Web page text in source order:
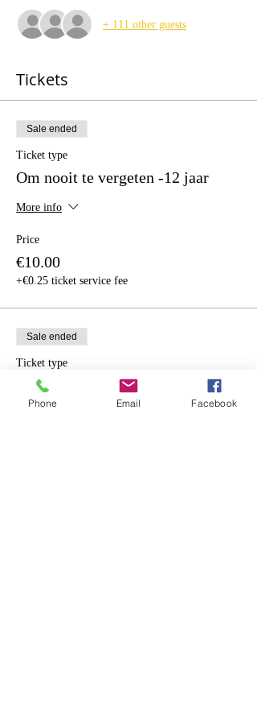
+ 111 other guests
Tickets
Sale ended
Ticket type
Om nooit te vergeten -12 jaar
More info
Price
€10.00
+€0.25 ticket service fee
Sale ended
Ticket type
Om nooit te vergeten volwassen
Phone Email Facebook